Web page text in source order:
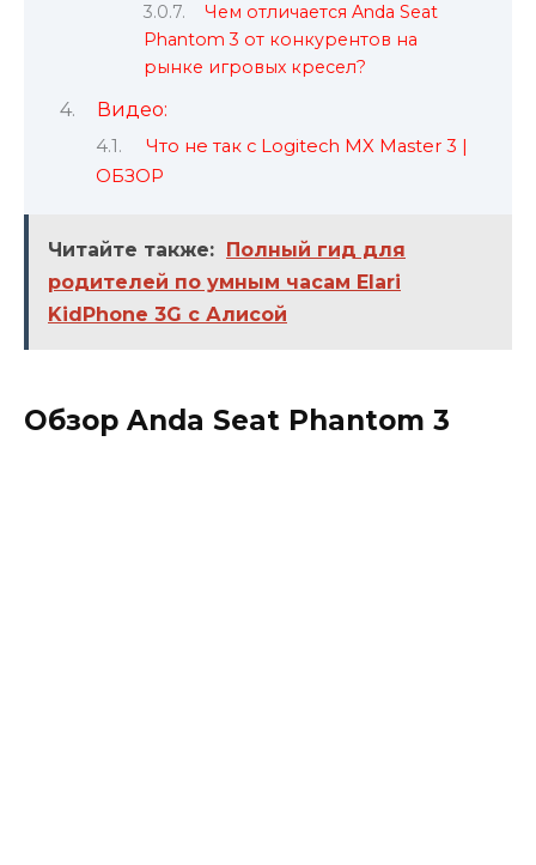
Чем отличается Anda Seat
Phantom 3 от конкурентов на
рынке игровых кресел?
Видео:
Что не так с Logitech MX Master 3 |
ОБЗОР
Читайте также: Полный гид для
родителей по умным часам Elari
KidPhone 3G с Алисой
Обзор Anda Seat Phantom 3